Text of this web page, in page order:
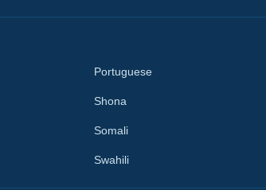
Portuguese
Shona
Somali
Swahili